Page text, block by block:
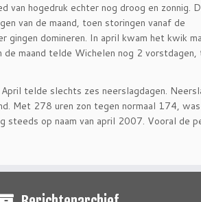
van hogedruk echter nog droog en zonnig.
van de maand, toen storingen vanaf de
domineren. In april kwam het kwik
maand telde Wichelen nog 2
telde slechts zes neerslagdagen.
Met 278 uren zon tegen normaal 174,
steeds op naam van april 2007. Vooral de